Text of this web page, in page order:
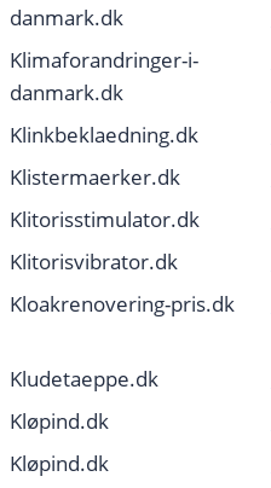
danmark.dk
Klimaforandringer-i-
danmark.dk
Klinkbeklaedning.dk
Klistermaerker.dk
Klitorisstimulator.dk
Klitorisvibrator.dk
Kloakrenovering-pris.dk
Kludetaeppe.dk
Kløpind.dk
Kløpind.dk